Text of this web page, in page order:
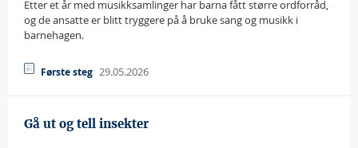
Etter et år med musikksamlinger har barna fått større ordforråd,
og de ansatte er blitt tryggere på å bruke sang og musikk i
barnehagen.
Første steg 29.05.2026
Gå ut og tell insekter